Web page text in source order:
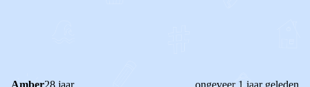
Amber28 jaar ongeveer 1 jaar geleden